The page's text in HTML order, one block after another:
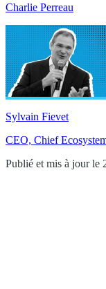
Charlie Perreau
Sylvain Fievet
CEO, Chief
Publié et mis à jour le